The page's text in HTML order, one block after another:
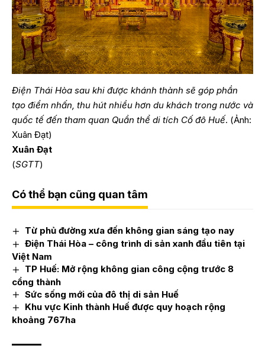
Điện Thái Hòa sau khi được khánh thành sẽ góp phần
tạo điểm nhấn, thu hút nhiều hơn du khách trong nước và
quốc tế đến tham quan Quần thể di tích Cố đô Huế. (Ảnh:
Xuân Đạt)
Xuân Đạt
(SGTT)
Có thể bạn cũng quan tâm
Từ phủ đường xưa đến không gian sáng tạo nay
Điện Thái Hòa – công trình di sản xanh đầu tiên tại
Việt Nam
TP Huế: Mở rộng không gian công cộng trước 8
cổng thành
Sức sống mới của đô thị di sản Huế
Khu vực Kinh thành Huế được quy hoạch rộng
khoảng 767ha